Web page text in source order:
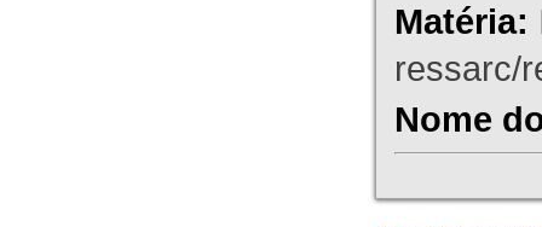
Matéria:
ressarc/
Nome